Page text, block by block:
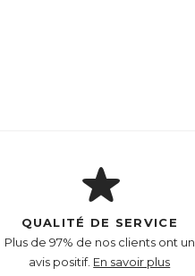
QUALITÉ DE SERVICE
Plus de 97% de nos clients ont un
avis positif. En savoir plus